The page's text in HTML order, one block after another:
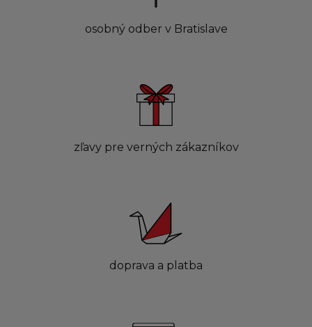
osobný odber v Bratislave
zľavy pre verných zákazníkov
doprava a platba